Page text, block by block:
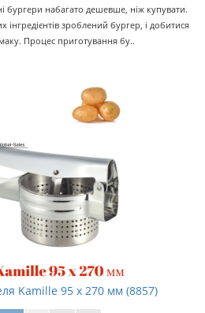
бургери набагато дешевше, ніж купувати.
зроблений бургер, і добитися
Процес приготування бу..
Kamille 95 x 270 мм (8857)